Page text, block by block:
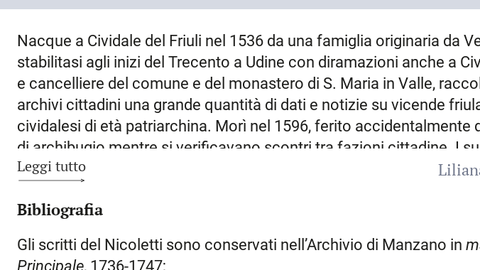
Nacque a Cividale del Friuli nel 1536 da una famiglia originaria da
stabilitasi agli inizi del Trecento a Udine con diramazioni anche a
e cancelliere del comune e del monastero di S. Maria in Valle,
archivi cittadini una grande quantità di dati e notizie su vicende
cividalesi di età patriarchina. Morì nel 1596, ferito accidentalmente
di archibugio mentre si verificavano scontri tra fazioni cittadine. I
manoscritti, in parte autografi, venuti in possesso di Francesco di
studiati come fonte per i propri lavori, catalogati in un
Biblioteca civica di Udine. Lo stesso di Manzano curò la
Leggi tutto
Bibliografia
Gli scritti del Nicoletti sono conservati nell’Archivio di Manzano in
Principale, 1736-1747;